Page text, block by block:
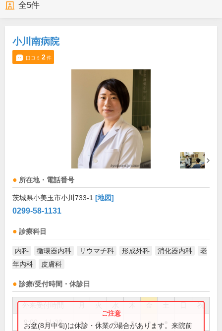
全5件
小川南病院
口コミ 2件
所在地・電話番号
茨城県小美玉市小川733-1 [地図]
0299-58-1131
診療科目
内科 循環器内科 リウマチ科 形成外科 消化器内科
老
年内科
皮膚科
診療/受付時間・休診日
祝
9:00～11:30 ● ● ● ● ●
お盆(8月中旬)は休診・休業の場合があります。来院前